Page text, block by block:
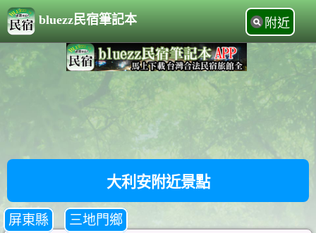
bluezz民宿筆記本 附近
大利安附近景點
屏東縣 三地門鄉